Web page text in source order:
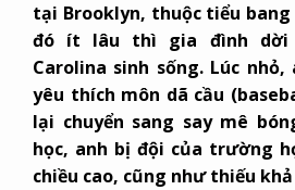
tại Brooklyn, thuộc tiểu
đó ít lâu thì gia đình dời
Carolina sinh sống. Lúc
yêu thích môn dã cầu
lại chuyển sang say mê
học, anh bị đội của trường
chiều cao, cũng như thiếu